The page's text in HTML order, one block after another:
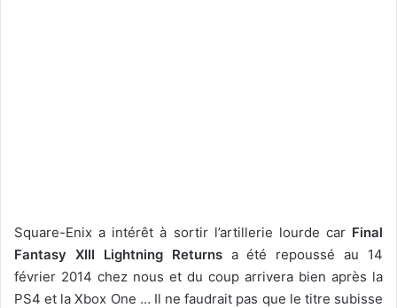
Square-Enix a intérêt à sortir l’artillerie lourde car Final
Fantasy XIII Lightning Returnsa été repoussé au 14
février 2014 chez nous et du coup arrivera bien après la
PS4 et la Xbox One … Il ne faudrait pas que le titre subisse